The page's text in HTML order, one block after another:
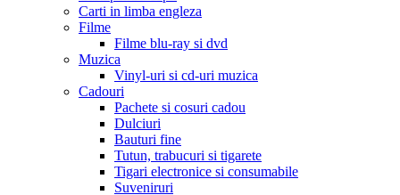
Carti in limba engleza
Filme
Filme blu-ray si dvd
Muzica
Vinyl-uri si cd-uri muzica
Cadouri
Pachete si cosuri cadou
Dulciuri
Bauturi fine
Tutun, trabucuri si tigarete
Tigari electronice si consumabile
Suveniruri